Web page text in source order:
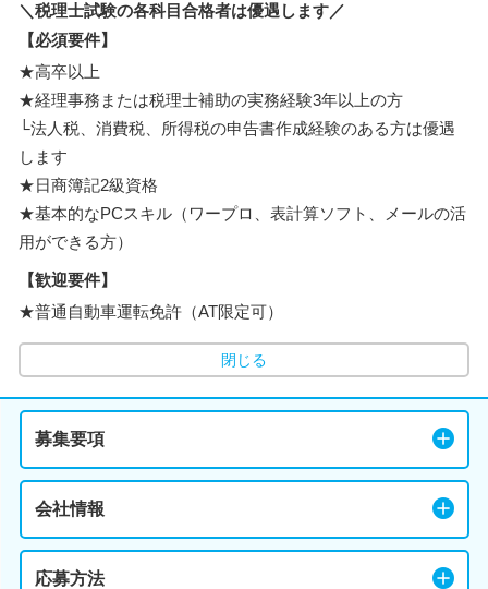
＼税理士試験の各科目合格者は優遇します／
【必須要件】
★高卒以上
★経理事務または税理士補助の実務経験3年以上の方
└法人税、消費税、所得税の申告書作成経験のある方は優遇
します
★日商簿記2級資格
★基本的なPCスキル（ワープロ、表計算ソフト、メールの活
用ができる方）
【歓迎要件】
★普通自動車運転免許（AT限定可）
閉じる
募集要項
会社情報
応募方法